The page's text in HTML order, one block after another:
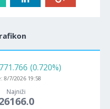
(0.720%)
8/7/2026 19:58
Najniži